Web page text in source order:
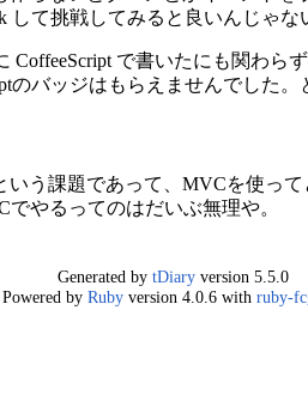
て挑戦してみると良いんじゃな
で書いたにも関わら
のバッジはもらえませんでした。
う課題であって、MVCを使っ
やるってのはだいぶ無理や。
Generated by tDiaryversion 5.5.0
Powered by Ruby version 4.0.6 with ruby-